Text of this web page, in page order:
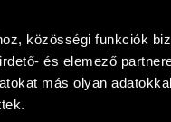
közösségi funkciók
és elemező
más olyan